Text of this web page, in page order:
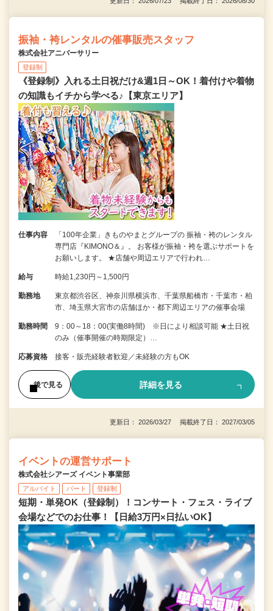
振袖・袴レンタルの催事販売スタッフ
株式会社アニバーサリー
登録制
《登録制》入れる土日祝だけ&週1日～OK！着付けや着物
の知識もイチから学べる♪【東京エリア】
仕事内容
「100年企業」きものやまとグループの 振袖・袴のレンタル
専門店『KIMONO＆』。 お客様が振袖・袴を選ぶサポートを
お願いします。 ★店舗や周辺エリアで行われ…
給与 時給1,230円～1,500円
勤務地
東京都渋谷区、神奈川県横浜市、千葉県船橋市・千葉市・柏
市、埼玉県大宮市の店舗ほか・都下周辺エリアの催事会場
勤務時間
9：00～18：00(実働8時間) ※日により相談可能 ★土日祝
のみ（催事開催の時期限定）…
応募資格 接客・販売経験者歓迎／未経験の方もOK
後で見る 詳細を見る
更新日： 2026/03/27 掲載終了日： 2027/03/05
イベントの運営サポート
株式会社シアーズ イベント事業部
アルバイト パート 登録制
短期・単発OK（登録制）！コンサート・フェス・ライブ
会場などでのお仕事！【日給3万円×日払いOK】